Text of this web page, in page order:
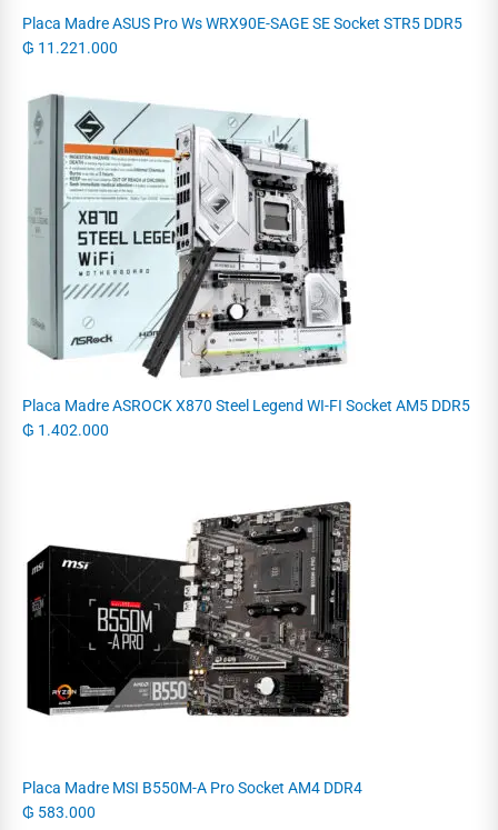
Placa Madre ASUS Pro Ws WRX90E-SAGE SE Socket STR5 DDR5
₲ 11.221.000
Placa Madre ASROCK X870 Steel Legend WI-FI Socket AM5 DDR5
₲ 1.402.000
Placa Madre MSI B550M-A Pro Socket AM4 DDR4
₲ 583.000